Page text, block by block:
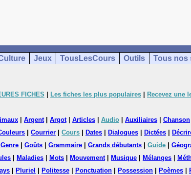
Jeux TousLesCours Outils Tous nos
FICHES Les fiches les plus populaires Recevez une
Argent| Argot| Articles Audio Auxiliaires Chanson
Courrier Cours Dates Dialogues Dictées
Genre Goûts Grammaire Grands débutants Guide
Maladies Mots Mouvement| Musique Mélanges
Pluriel Politesse Ponctuation Possession Poèmes